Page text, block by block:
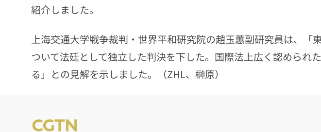
紹介しました。
上海交通大学戦争裁判・世界平和研究院の趙玉蕙副研究員は、「
ついて法廷として独立した判決を下した。国際法上広く認められ
る」との見解を示しました。（ZHL、榊原）